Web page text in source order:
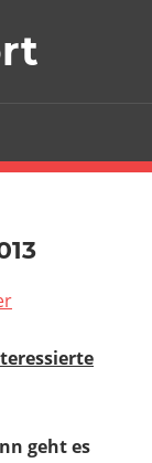
geht es